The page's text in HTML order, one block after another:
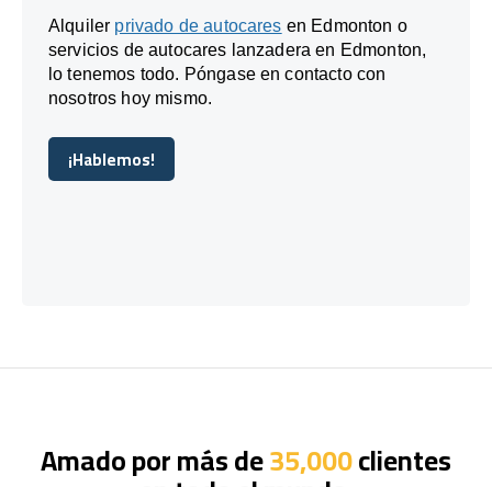
Alquiler privado de autocares en Edmonton o
servicios de autocares lanzadera en Edmonton,
lo tenemos todo. Póngase en contacto con
nosotros hoy mismo.
¡Hablemos!
¡Hablemos!
Amado por más de35,000clientes